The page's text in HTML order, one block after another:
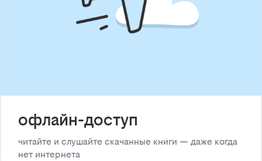
офлайн-доступ
читайте и слушайте скачанные книги — даже когда
нет интернета